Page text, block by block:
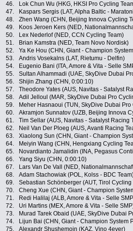
46.
Lok Chun Wu (HKG, HKSI Pro Cycling
47.
Kaspars Sergis (LAT, Alpha Baltic -
48.
Zhen Wang (CHN, Beijing Innova Cycling
49.
Koos Jeroen Kers (NED,
50.
Lex Nederlof (NED, CCN Cycling Team)
51.
Brian Kamstra (NED, Team Novo Nordisk)
52.
Ya Ke Hou (CHN, Giant - Champion
53.
Andris Vosekalns (LAT, Rietumu - Delfin)
54.
Eugenio Bani (ITA, Amore & Vita - Selle
55.
Sultan Alhammadi (UAE, SkyDive Dubai
56.
Shijin Zhang (CHN, 0:00:10)
57.
Theodore Yates (AUS, Navitas - Satalyst
58.
Adil Jelloul (MAR, SkyDive Dubai Pro
59.
Meher Hasnaoui (TUN, SkyDive Dubai Pro
60.
Akramjon Sunnatov (UZB, Beijing Innova
61.
Tim Sellar (AUS, Navitas - Satalyst Racing
62.
Neil Van Der Ploeg (AUS, Avanti Racing
63.
Xiaolong Sun (CHN, Giant - Champion
64.
Meiyin Wang (CHN, Hengxiang Cycling
65.
Novardianto Jamalidin (INA, Pegasus
66.
Yang Siyu (CHN, 0:00:10)
67.
Lars Van De Vall (NED,
68.
Adam Stachowiak (POL, Kolss - BDC
69.
Sebastian Schönberger (AUT, Tirol Cycling
70.
Cheng Xue (CHN, Giant - Champion
71.
Redi Halilaj (ALB, Amore & Vita - Selle
72.
Uri Martins (MEX, Amore & Vita - Selle
73.
Murad Tarek Obaid (UAE, SkyDive Dubai
74.
Lijun Bai (CHN, Giant - Champion System
75.
Alexandr Shushemoin (KAZ, Vino 4ever)